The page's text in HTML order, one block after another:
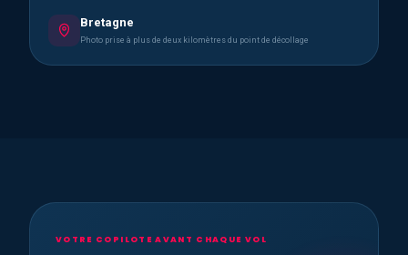
Bretagne
Photo prise à plus de deux kilomètres du point de décollage
VOTRE COPILOTE AVANT CHAQUE VOL